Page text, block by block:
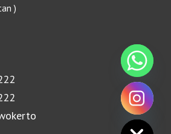
)
HIDE CHATY